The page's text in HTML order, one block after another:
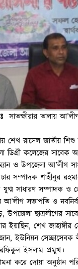
সাতক্ষীরার তালায়
শেখ রাসেল জাতীয়
ডিগ্রী কলেজের সাবেক
ও উপজেলা আ’লীগ
সম্পাদক শাহীনুর
সাধারণ সম্পাদক ও
সভাপতি ও
উপজেলা ছাত্রলীগের
ইয়াছিন, শেখ
ইউনিয়ন
ইসলাম প্রমুখ।
কামনা করে দোয়া অনুষ্ঠান